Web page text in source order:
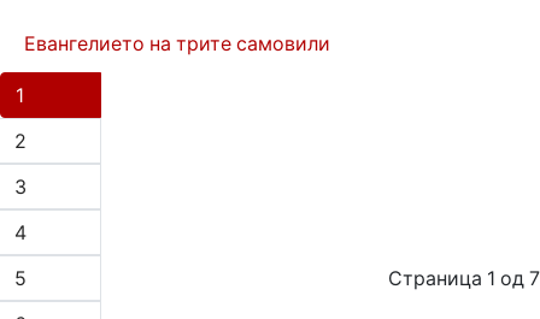
Евангелието на трите самовили
1
2
3
4
5
Страница 1 од 7